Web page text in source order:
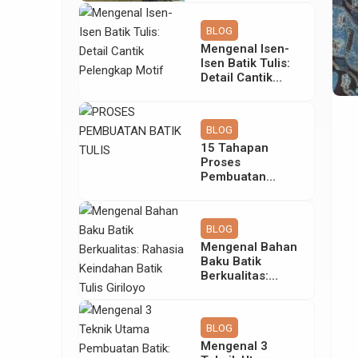
BLOG
Mengenal Isen-
Isen Batik Tulis:
Detail Cantik
BLOG
15 Tahapan
Proses
Pembuatan
BLOG
Mengenal Bahan
Baku Batik
Berkualitas:
Tulis Giriloyo
BLOG
Mengenal 3